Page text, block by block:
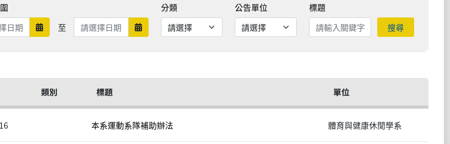
日期範圍開始
至 日期範圍結束 日期範圍結束
分類 公告單位
標題
搜尋
類別 標題 單位
本系運動系隊補助辦法 體育與健康休閒學系